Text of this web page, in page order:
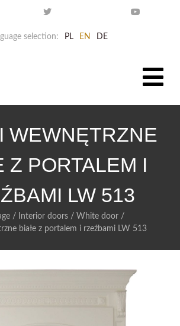
selection: PL EN DE
WEWNĘTRZNE
Z PORTALEM I
LW 513
/ Interior doors / White door /
białe z portalem i rzeźbami LW 513